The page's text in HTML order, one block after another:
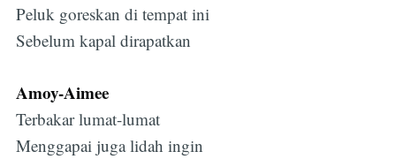
Peluk goreskan di tempat ini
Sebelum kapal dirapatkan
Amoy-Aimee
Terbakar lumat-lumat
Menggapai juga lidah ingin